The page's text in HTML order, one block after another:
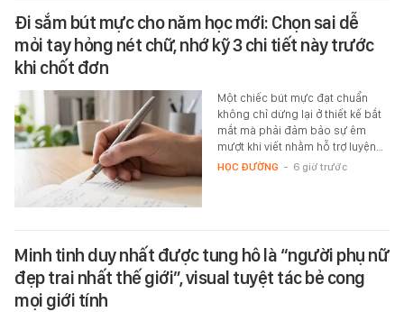
Đi sắm bút mực cho năm học mới: Chọn sai dễ
mỏi tay hỏng nét chữ, nhớ kỹ 3 chi tiết này trước
khi chốt đơn
Một chiếc bút mực đạt chuẩn
không chỉ dừng lại ở thiết kế bắt
mắt mà phải đảm bảo sự êm
mượt khi viết nhằm hỗ trợ luyện…
HỌC ĐƯỜNG - 6 giờ trước
Minh tinh duy nhất được tung hô là “người phụ nữ
đẹp trai nhất thế giới”, visual tuyệt tác bẻ cong
mọi giới tính